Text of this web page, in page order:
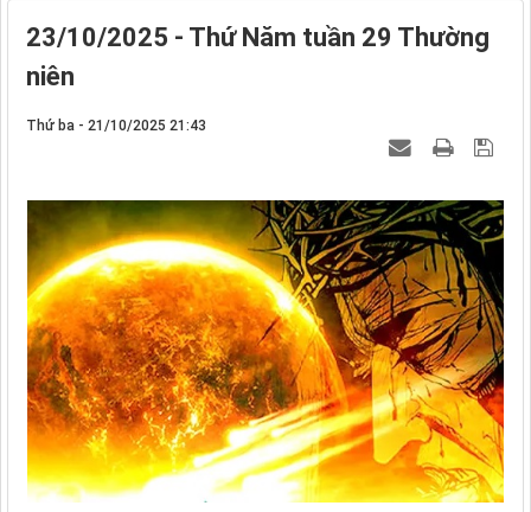
23/10/2025 - Thứ Năm tuần 29 Thường
niên
Thứ ba - 21/10/2025 21:43